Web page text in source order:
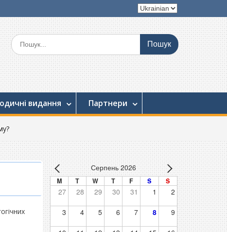
Вибрати
мову
Шукати:
видання Партнери
Серпень 2026
M T W T F S S
27 28 29 30 31 1 2
3 4 5 6 7 8 9